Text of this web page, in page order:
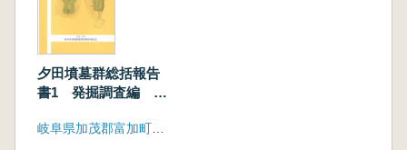
夕田墳墓群総括報告
書1 発掘調査編 杉
墳